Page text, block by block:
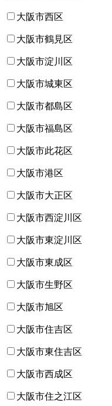
大阪市西区
大阪市鶴見区
大阪市淀川区
大阪市城東区
大阪市都島区
大阪市福島区
大阪市此花区
大阪市港区
大阪市大正区
大阪市西淀川区
大阪市東淀川区
大阪市東成区
大阪市生野区
大阪市旭区
大阪市住吉区
大阪市東住吉区
大阪市西成区
大阪市住之江区